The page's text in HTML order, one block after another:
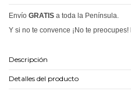
Envío GRATIS a toda la Península.
Y si no te convence ¡No te preocupes!
Descripción
Detalles del producto